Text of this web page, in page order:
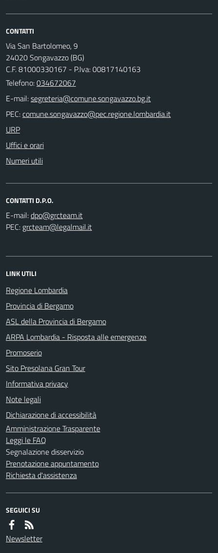
CONTATTI
Via San Bartolomeo, 9
24020 Songavazzo (BG)
C.F. 81000330167 - P.Iva: 00817140163
Telefono:034672067
E-mail:
PEC:
URP
Uffici e orari
Numeri utili
CONTATTI D.P.O.
E-mail:
PEC:
LINK UTILI
Regione Lombardia
Provincia di Bergamo
ASL della Provincia di Bergamo
ARPA Lombardia - Risposta alle emergenze
Promoserio
Sito Presolana Gran Tour
Informativa privacy
Note legali
Dichiarazione di accessibilità
Amministrazione Trasparente
Leggi le FAQ
Segnalazione disservizio
Prenotazione appuntamento
Richiesta d'assistenza
SEGUICI SU
Newsletter